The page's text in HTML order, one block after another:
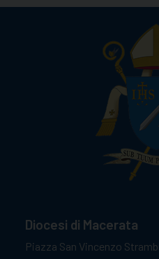
Diocesi di Macerata
Piazza San Vincenzo